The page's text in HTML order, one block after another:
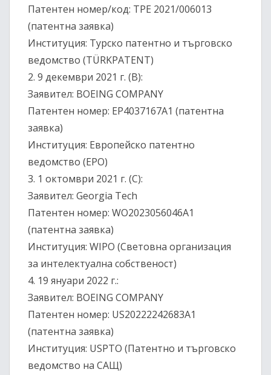
Патентен номер/код: TPE 2021/006013
(патентна заявка)
Институция: Турско патентно и търговско
ведомство (TÜRKPATENT)
2.⁠ ⁠9 декември 2021 г. (B):
Заявител: BOEING COMPANY
Патентен номер: EP4037167A1 (патентна
заявка)
Институция: Европейско патентно
ведомство (EPO)
3.⁠ ⁠1 октомври 2021 г. (C):
Заявител: Georgia Tech
Патентен номер: WO2023056046A1
(патентна заявка)
Институция: WIPO (Световна организация
за интелектуална собственост)
4.⁠ ⁠19 януари 2022 г.:
Заявител: BOEING COMPANY
Патентен номер: US20222242683A1
(патентна заявка)
Институция: USPTO (Патентно и търговско
ведомство на САЩ)